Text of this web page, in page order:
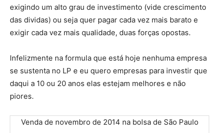
exigindo um alto grau de investimento (vide crescimento
das dividas) ou seja quer pagar cada vez mais barato e
exigir cada vez mais qualidade, duas forças opostas.
Infelizmente na formula que está hoje nenhuma empresa
se sustenta no LP e eu quero empresas para investir que
daqui a 10 ou 20 anos elas estejam melhores e não
piores.
Venda de novembro de 2014 na bolsa de São Paulo